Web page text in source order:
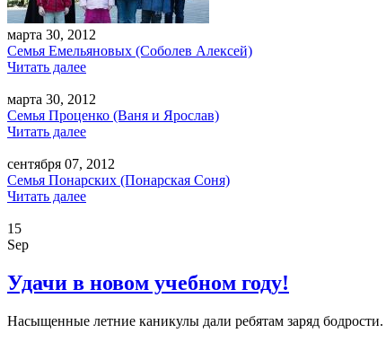
марта 30, 2012
Семья Емельяновых (Соболев Алексей)
Читать далее
марта 30, 2012
Семья Проценко (Ваня и Ярослав)
Читать далее
сентября 07, 2012
Семья Понарских (Понарская Соня)
Читать далее
15
Sep
Удачи в новом учебном году!
Насыщенные летние каникулы дали ребятам заряд